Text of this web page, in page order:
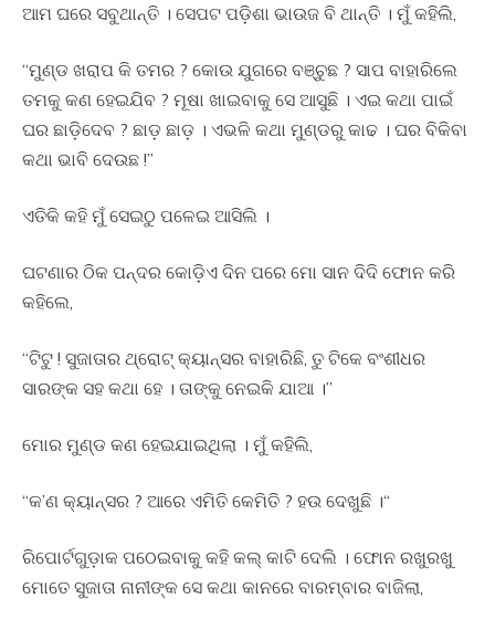
ଆମ ଘରେ ସବୁଥାନ୍ତି । ସେପଟ ପଡ଼ିଶା ଭାଉଜ ବି ଥାନ୍ତି । ମୁଁ କହିଲି,
“ମୁଣ୍ଡ ଖରାପ କି ତମର ? କୋଉ ଯୁଗରେ ବଞ୍ଚୁଛ ? ସାପ ବାହାରିଲେ
ତମକୁ କଣ ହେଇଯିବ ? ମୂଷା ଖାଇବାକୁ ସେ ଆସୁଛି । ଏଇ କଥା ପାଇଁ
ଘର ଛାଡ଼ିଦେବ ? ଛାଡ଼ ଛାଡ଼ । ଏଭଳି କଥା ମୁଣ୍ଡରୁ କାଢ । ଘର ବିକିବା
କଥା ଭାବି ଦେଉଛ !”
ଏତିକି କହି ମୁଁ ସେଇଠୁ ପଳେଇ ଆସିଲି ।
ଘଟଣାର ଠିକ ପନ୍ଦର କୋଡ଼ିଏ ଦିନ ପରେ ମୋ ସାନ ଦିଦି ଫୋନ କରି
କହିଲେ,
“ଟିଟୁ ! ସୁଜାତାର ଥ୍ରୋଟ୍ କ୍ୟାନ୍ସର ବାହାରିଛି, ତୁ ଟିକେ ବଂଶୀଧର
ସାରଙ୍କ ସହ କଥା ହେ । ତାଙ୍କୁ ନେଇକି ଯାଆ ।”
ମୋର ମୁଣ୍ଡ କଣ ହେଇଯାଇଥିଲା । ମୁଁ କହିଲି,
“କ’ଣ କ୍ୟାନ୍ସର ? ଆରେ ଏମିତି କେମିତି ? ହଉ ଦେଖୁଛି ।“
ରିପୋର୍ଟଗୁଡ଼ାକ ପଠେଇବାକୁ କହି କଲ୍ କାଟି ଦେଲି । ଫୋନ ରଖୁରଖୁ
ମୋତେ ସୁଜାତା ନାନୀଙ୍କ ସେ କଥା କାନରେ ବାରମ୍ବାର ବାଜିଲା,